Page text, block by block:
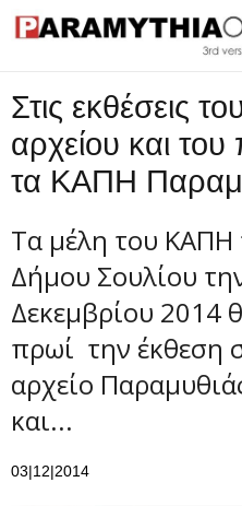
Τεχνολογία
Ροή
Επικοινωνία
Στις εκθέσεις
αρχείου και
τα ΚΑΠΗ
Τα μέλη του
Δήμου Σουλίου
Δεκεμβρίου 2014
πρωί την έκθεση
αρχείο
και...
03|12|2014